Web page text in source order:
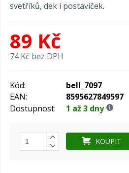
svetříků, dek i postaviček.
89 Kč
74 Kč bez DPH
Kód:
bell_7097
EAN:
8595627849597
Dostupnost:
1 až 3 dny
KOUPIT